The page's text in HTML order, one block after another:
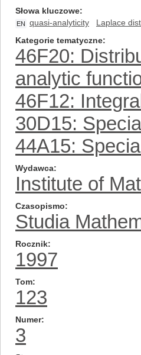
Słowa kluczowe
EN quasi-analyticity Laplace
Kategorie tematyczne
46F20:
analytic
46F12:
30D15:
44A15:
Wydawca
Institute of
Czasopismo
Studia
Rocznik
1997
Tom
123
Numer
3